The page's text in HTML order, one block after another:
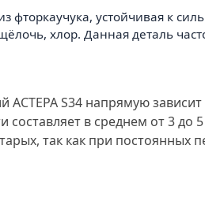
фторкаучука, устойчивая к
хлор. Данная деталь
АСТЕРА S34 напрямую
составляет в среднем от 3
так как при